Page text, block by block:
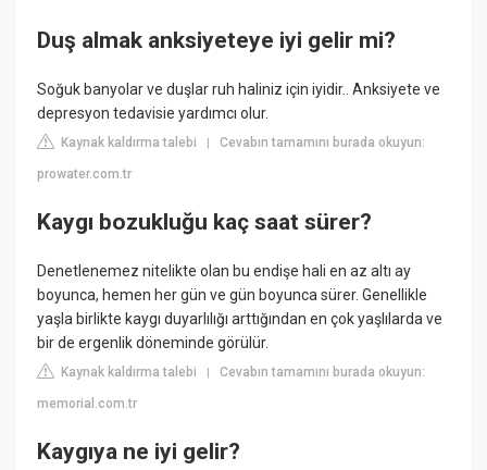
Duş almak anksiyeteye iyi gelir mi?
Soğuk banyolar ve duşlar ruh haliniz için iyidir.. Anksiyete ve
depresyon tedavisie yardımcı olur.
Kaynak kaldırma talebi |Cevabın tamamını burada okuyun:
prowater.com.tr
Kaygı bozukluğu kaç saat sürer?
Denetlenemez nitelikte olan bu endişe hali en az altı ay
boyunca, hemen her gün ve gün boyunca sürer. Genellikle
yaşla birlikte kaygı duyarlılığı arttığından en çok yaşlılarda ve
bir de ergenlik döneminde görülür.
Kaynak kaldırma talebi |Cevabın tamamını burada okuyun:
memorial.com.tr
Kaygıya ne iyi gelir?